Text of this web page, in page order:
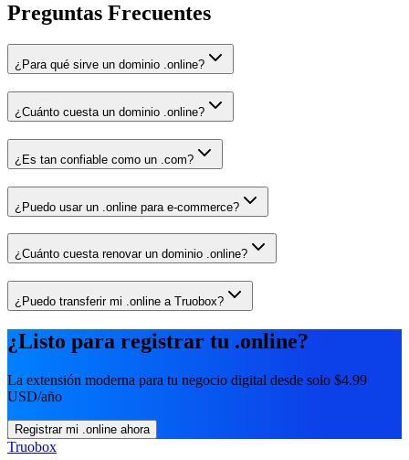
Preguntas Frecuentes
¿Para qué sirve un dominio .online?
¿Cuánto cuesta un dominio .online?
¿Es tan confiable como un .com?
¿Puedo usar un .online para e-commerce?
¿Cuánto cuesta renovar un dominio .online?
¿Puedo transferir mi .online a Truobox?
¿Listo para registrar tu .online?
La extensión moderna para tu negocio digital desde solo $4.99
USD/año
Registrar mi .online ahora
Truobox